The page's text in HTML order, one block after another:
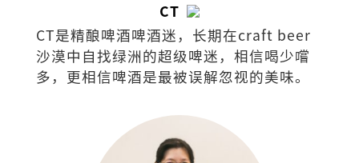
CT
CT是精酿啤酒啤酒迷，长期在craft beer
沙漠中自找绿洲的超级啤迷，相信喝少嚐
多，更相信啤酒是最被误解忽视的美味。